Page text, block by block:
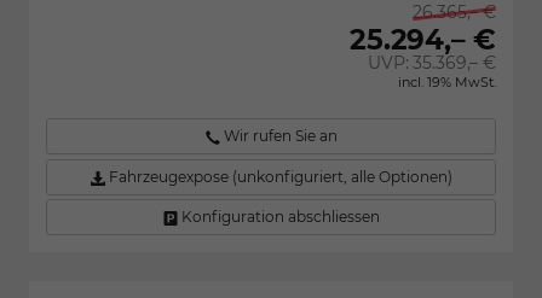
26.365,– €
25.294,– €
UVP:35.369,– €
incl. 19% MwSt.
Wir rufen Sie an
Fahrzeugexpose (unkonfiguriert, alle Optionen)
Konfiguration abschliessen